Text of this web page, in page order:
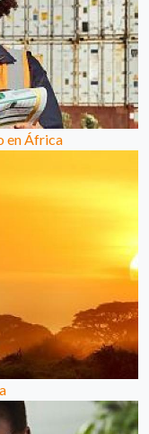
en África